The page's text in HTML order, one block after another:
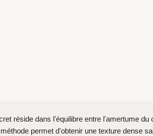
réside dans l'équilibre entre l'amertume
permet d'obtenir une texture dense